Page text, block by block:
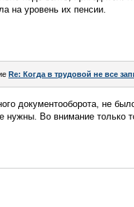
на уровень их пенсии.
Re: Когда в трудовой не все
документооборота, не
нужны. Во внимание только